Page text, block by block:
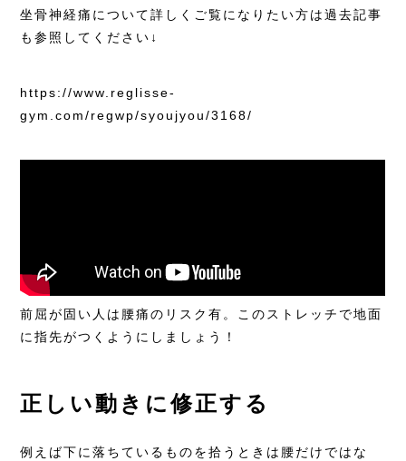
坐骨神経痛について詳しくご覧になりたい方は過去記事
も参照してください↓
https://www.reglisse-
gym.com/regwp/syoujyou/3168/
前屈が固い人は腰痛のリスク有。このストレッチで地面
に指先がつくようにしましょう！
正しい動きに修正する
例えば下に落ちているものを拾うときは腰だけではな